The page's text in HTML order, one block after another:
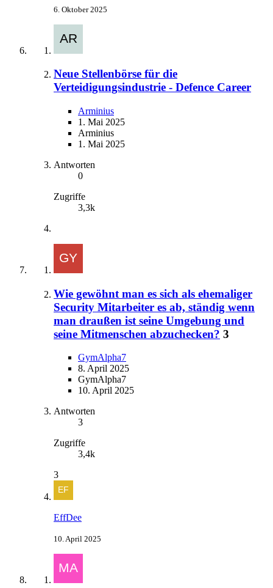
6. Oktober 2025
Neue Stellenbörse für die
Verteidigungsindustrie - Defence Career
Arminius
1. Mai 2025
Arminius
1. Mai 2025
Antworten
0
Zugriffe
3,3k
Wie gewöhnt man es sich als ehemaliger
Security Mitarbeiter es ab, ständig wenn
man draußen ist seine Umgebung und
seine Mitmenschen abzuchecken? 3
GymAlpha7
8. April 2025
GymAlpha7
10. April 2025
Antworten
3
Zugriffe
3,4k
3
EffDee
10. April 2025